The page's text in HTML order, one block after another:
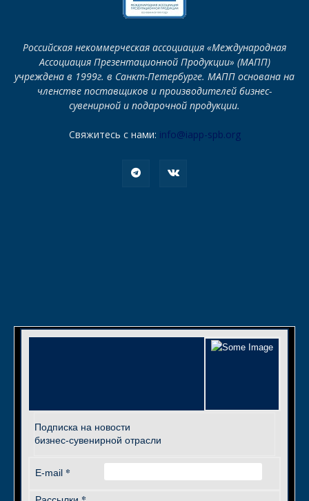
Российская некоммерческая ассоциация «Международная
Ассоциация Презентационной Продукции» (МАПП)
учреждена в 1999г. в Санкт-Петербурге. МАПП основана на
членстве поставщиков и производителей бизнес-
сувенирной и подарочной продукции.
Свяжитесь с нами: info@iapp-spb.org
Подписка на новости
бизнес-сувенирной отрасли
E-mail *